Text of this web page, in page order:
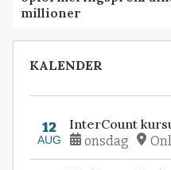
millioner
KALENDER
12
AUG
InterCount
onsdag